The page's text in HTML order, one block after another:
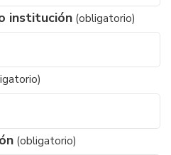
institución (obligatorio)
(obligatorio)